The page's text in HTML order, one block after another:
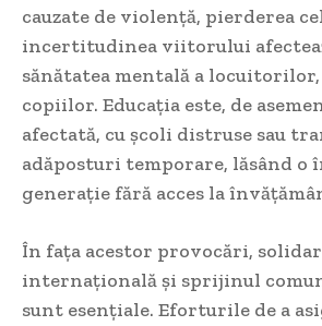
cauzate de violență, pierderea
incertitudinea viitorului
sănătatea mentală a
copiilor. Educația este, de
afectată, cu școli distruse sau
adăposturi temporare, lăsând o
generație fără acces la
În fața acestor provocări,
internațională și sprijinul
sunt esențiale. Eforturile de a